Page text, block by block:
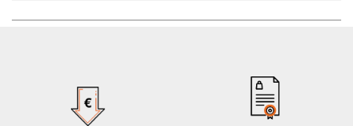
épuré en font un choix idéal pour équiper vos espaces